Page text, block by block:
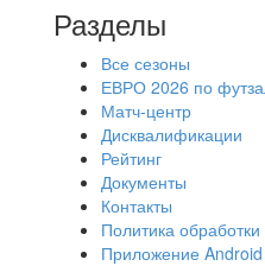
Разделы
Все сезоны
ЕВРО 2026 по
Матч-центр
Дисквалификации
Рейтинг
Документы
Контакты
Политика
Приложение Android